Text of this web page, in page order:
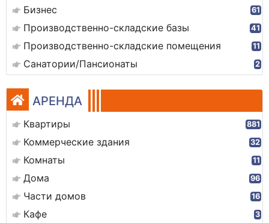
Бизнес 61
Производственно-складские базы 41
Производственно-складские помещения 11
Санатории/Пансионаты 2
АРЕНДА
Квартиры 881
Коммерческие здания 32
Комнаты 11
Дома 96
Части домов 16
Кафе 3